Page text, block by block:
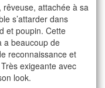
attachée à sa
s’attarder dans
et poupin. Cette
a beaucoup de
reconnaissance et
exigeante avec
look.